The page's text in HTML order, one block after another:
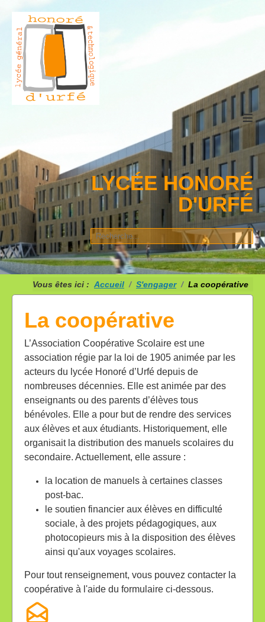
≡
LYCÉE HONORÉ
D'URFÉ
Vous êtes ici : Accueil S'engager La coopérative
La coopérative
L’Association Coopérative Scolaire est une
association régie par la loi de 1905 animée par les
acteurs du lycée Honoré d’Urfé depuis de
nombreuses décennies. Elle est animée par des
enseignants ou des parents d’élèves tous
bénévoles. Elle a pour but de rendre des services
aux élèves et aux étudiants. Historiquement, elle
organisait la distribution des manuels scolaires du
secondaire. Actuellement, elle assure :
la location de manuels à certaines classes
post-bac.
le soutien financier aux élèves en difficulté
sociale, à des projets pédagogiques, aux
photocopieurs mis à la disposition des élèves
ainsi qu'aux voyages scolaires.
Pour tout renseignement, vous pouvez contacter la
coopérative à l'aide du formulaire ci-dessous.